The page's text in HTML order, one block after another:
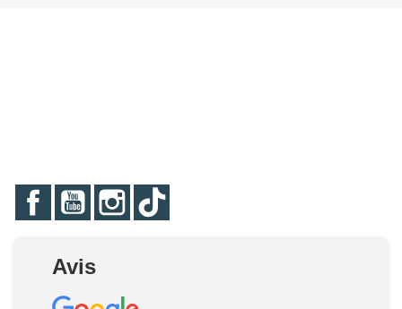
FacebookYouTubeInstagram
Avis